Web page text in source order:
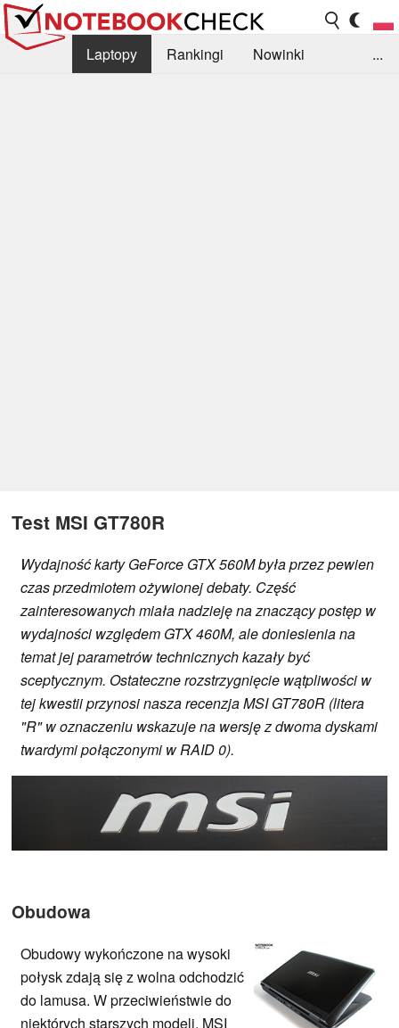
Laptopy Rankingi
Nowinki
...
Test MSI GT780R
Wydajność karty GeForce GTX 560M była przez pewien
czas przedmiotem ożywionej debaty. Część
zainteresowanych miała nadzieję na znaczący postęp w
wydajności względem GTX 460M, ale doniesienia na
temat jej parametrów technicznych kazały być
sceptycznym. Ostateczne rozstrzygnięcie wątpliwości w
tej kwestii przynosi nasza recenzja MSI GT780R (litera
"R" w oznaczeniu wskazuje na wersję z dwoma dyskami
twardymi połączonymi w RAID 0).
Obudowa
Obudowy wykończone na wysoki
połysk zdają się z wolna odchodzić
do lamusa. W przeciwieństwie do
niektórych starszych modeli, MSI